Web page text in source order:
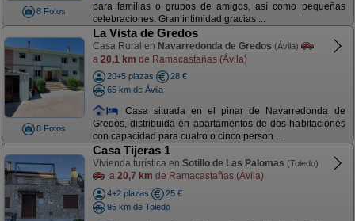
8 Fotos
para familias o grupos de amigos, así como pequeñas
celebraciones. Gran intimidad gracias ...
8 Fotos
La Vista de Gredos
Casa Rural en Navarredonda de Gredos (Ávila)
a 20,1 km de Ramacastañas (Ávila)
20+5 plazas
28 €
65 km de Ávila
Casa situada en el pinar de Navarredonda de
Gredos, distribuida en apartamentos de dos habitaciones
con capacidad para cuatro o cinco person ...
Casa Tijeras 1
Vivienda turística en Sotillo de Las Palomas (Toledo)
a 20,7 km de Ramacastañas (Ávila)
4+2 plazas
25 €
95 km de Toledo